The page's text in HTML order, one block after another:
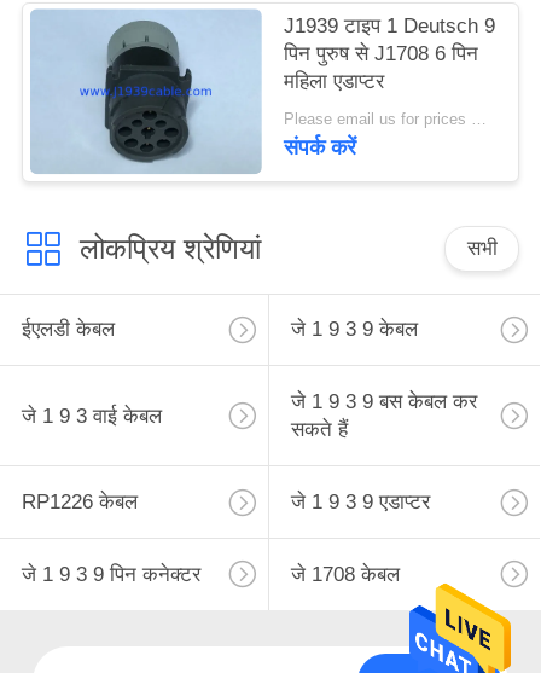
J1939 टाइप 1 Deutsch 9
पिन पुरुष से J1708 6 पिन
महिला एडाप्टर
Please email us for prices MOQ:100 पीसी
संपर्क करें
लोकप्रिय श्रेणियां सभी
ईएलडी केबल जे 1 9 3 9 केबल
जे 1 9 3 वाई केबल
जे 1 9 3 9 बस केबल कर
सकते हैं
RP1226 केबल जे 1 9 3 9 एडाप्टर
जे 1 9 3 9 पिन कनेक्टर जे 1708 केबल